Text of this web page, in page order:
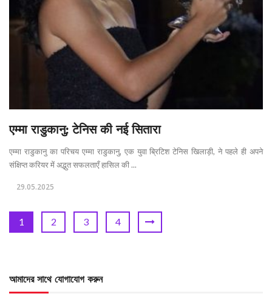
एम्मा राडुकानु: टेनिस की नई सितारा
एम्मा राडुकानु का परिचय एम्मा राडुकानु, एक युवा ब्रिटिश टेनिस खिलाड़ी, ने पहले ही अपने
संक्षिप्त करियर में अद्भुत सफलताएँ हासिल की ...
29.05.2025
1 2 3 4
আমাদের সাথে যোগাযোগ করুন